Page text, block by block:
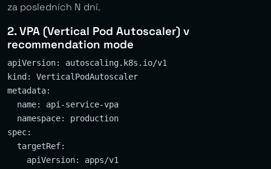
za posledních N dní.
2. VPA (Vertical Pod Autoscaler) v
recommendation mode
apiVersion: autoscaling.k8s.io/v1
kind: VerticalPodAutoscaler
metadata:
  name: api-service-vpa
  namespace: production
spec:
  targetRef:
    apiVersion: apps/v1